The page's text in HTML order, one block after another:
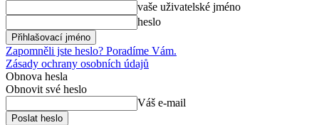
vaše uživatelské jméno
heslo
Zapomněli jste heslo? Poradíme Vám.
Zásady ochrany osobních údajů
Obnova hesla
Obnovit své heslo
Váš e-mail